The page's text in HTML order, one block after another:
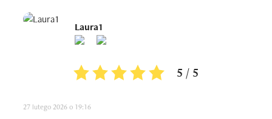
do mocnego przesychania warg i jeśli nie zadbam o
porządny peeling i nawilżenie przed nałożeniem matu, to
Laura1
5 / 5
27 lutego 2026 o 19:16